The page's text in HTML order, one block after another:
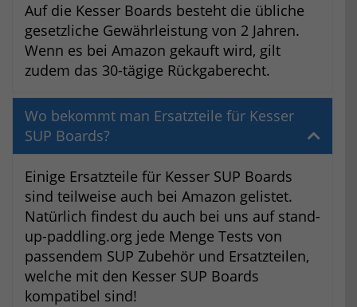
Auf die Kesser Boards besteht die übliche
gesetzliche Gewährleistung von 2 Jahren.
Wenn es bei Amazon gekauft wird, gilt
zudem das 30-tägige Rückgaberecht.
Wo bekommt man Ersatzteile für Kesser
SUP Boards?
Einige Ersatzteile für Kesser SUP Boards
sind teilweise auch bei Amazon gelistet.
Natürlich findest du auch bei uns auf stand-
up-paddling.org jede Menge Tests von
passendem SUP Zubehör und Ersatzteilen,
welche mit den Kesser SUP Boards
kompatibel sind!